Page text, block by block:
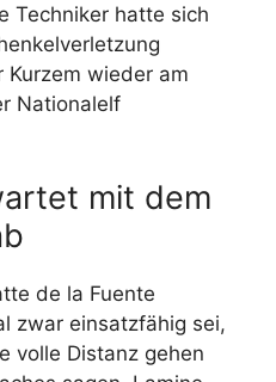
Techniker hatte sich
Kurzem wieder am
Nationalelf
mit dem
de la Fuente
zwar einsatzfähig sei,
volle Distanz gehen